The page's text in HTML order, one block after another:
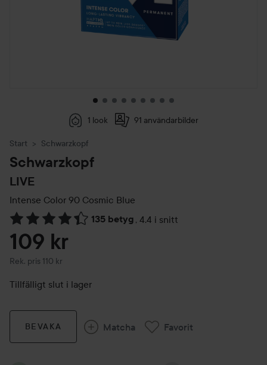
1 look 91 användarbilder
Start Schwarzkopf
Schwarzkopf
LIVE
Intense Color 90 Cosmic Blue
135 betyg , 4.4 i snitt
Hoppa till Betyg & kommentarer
109 kr
Rek. pris 110 kr
Rekommenderat pris 110 kr
Tillfälligt slut i lager
BEVAKA Matcha Favorit